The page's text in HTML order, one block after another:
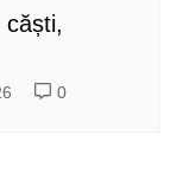
căști,
0